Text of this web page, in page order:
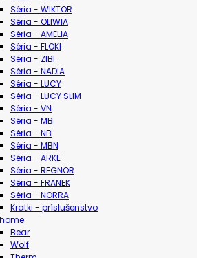
Séria - WIKTOR
Séria - OLIWIA
Séria - AMELIA
Séria - FLOKI
Séria - ZIBI
Séria - NADIA
Séria - LUCY
Séria - LUCY SLIM
Séria - VN
Séria - MB
Séria - NB
Séria - MBN
Séria - ARKE
Séria - REGNOR
Séria - FRANEK
Séria - NORRA
Kratki - príslušenstvo
Bear
Wolf